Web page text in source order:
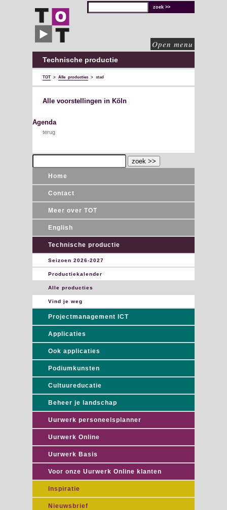
voor
culturele
sector
Open menu
Technische productie
TOT > Alle producties > stad
Alle voorstellingen in Köln
Agenda
terug
Home
Contact
Meer over TOT
English
Technische productie
Seizoen 2026-2027
Productiekalender
Alle producties
Vind je weg
Projectmanagement ICT
Applicaties
Ook applicaties
Podiumkunsten
Cultuureducatie
Beheer je landschap
Uurwerk personeelsplanner
Uurwerk Online
Uurwerk Basis
Voor onze Uurwerk Online klanten
Inspiratie
Nieuwsbrief